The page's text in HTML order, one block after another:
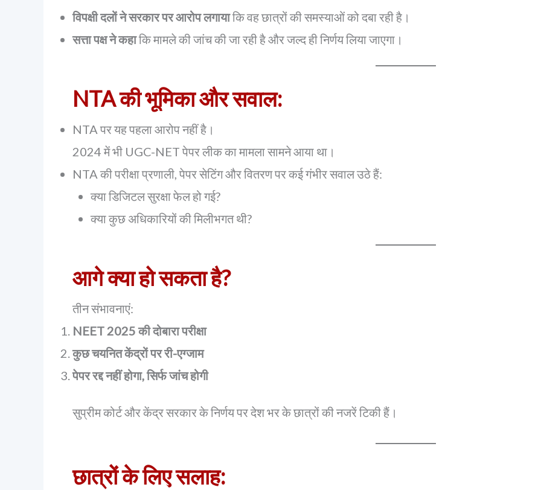
विपक्षी दलों ने सरकार पर आरोप लगायाकि वह छात्रों की समस्याओं को दबा रही है।
सत्ता पक्ष ने कहाकि मामले की जांच की जा रही है और जल्द ही निर्णय लिया जाएगा।
NTA की भूमिका और सवाल:
NTA पर यह पहला आरोप नहीं है।
2024 में भी UGC-NET पेपर लीक का मामला सामने आया था।
NTA की परीक्षा प्रणाली, पेपर सेटिंग और वितरण पर कई गंभीर सवाल उठे हैं:
क्या डिजिटल सुरक्षा फेल हो गई?
क्या कुछ अधिकारियों की मिलीभगत थी?
आगे क्या हो सकता है?
तीन संभावनाएं:
NEET 2025 की दोबारा परीक्षा
कुछ चयनित केंद्रों पर री-एग्जाम
पेपर रद्द नहीं होगा, सिर्फ जांच होगी
सुप्रीम कोर्ट और केंद्र सरकार के निर्णय पर देश भर के छात्रों की नजरें टिकी हैं।
छात्रों के लिए सलाह: